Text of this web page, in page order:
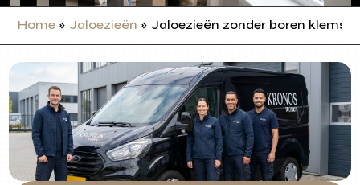
Home » Jaloezieën » Jaloezieën zonder boren